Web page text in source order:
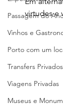
Passagem do
Vinhos e
Porto com um
Transfers Privados
Viagens Privadas
Museus e
virtudes e